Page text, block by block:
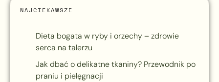
NAJCIEKAWSZE
Dieta bogata w ryby i orzechy – zdrowie
serca na talerzu
Jak dbać o delikatne tkaniny? Przewodnik po
praniu i pielęgnacji